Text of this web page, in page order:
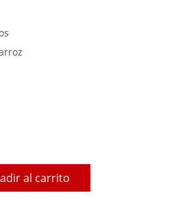
al carrito